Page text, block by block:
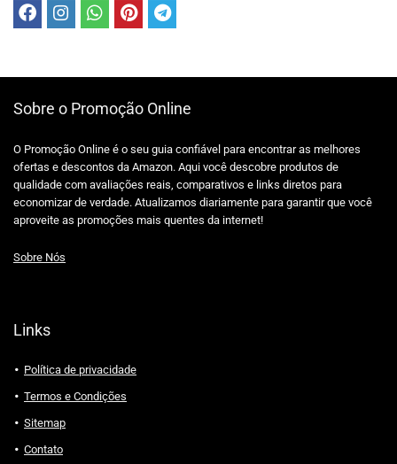
Sobre o Promoção Online
O Promoção Online é o seu guia confiável para encontrar as melhores
ofertas e descontos da Amazon. Aqui você descobre produtos de
qualidade com avaliações reais, comparativos e links diretos para
economizar de verdade. Atualizamos diariamente para garantir que você
aproveite as promoções mais quentes da internet!
Sobre Nós
Links
Política de privacidade
Termos e Condições
Sitemap
Contato